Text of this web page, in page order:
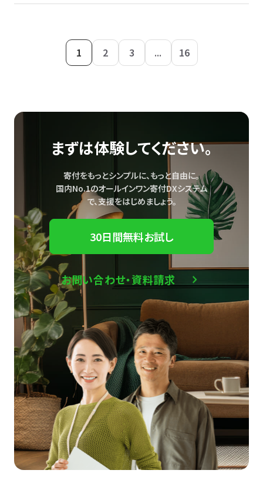
1 2 3 ... 16
まずは体験してください。
寄付をもっとシンプルに、もっと自由に。
国内No.1のオールインワン寄付DXシステム
で、支援をはじめましょう。
30日間無料お試し
お問い合わせ・資料請求